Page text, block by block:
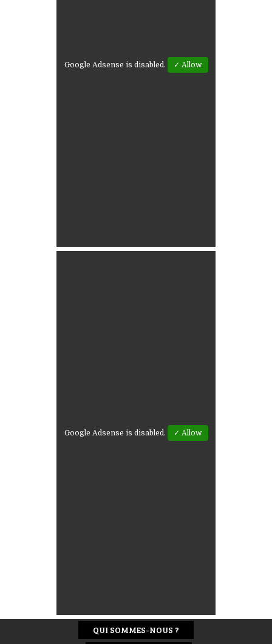
Google Adsense is disabled. ✓ Allow
Google Adsense is disabled. ✓ Allow
QUI SOMMES-NOUS ?